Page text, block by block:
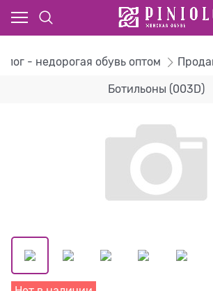
- недорогая обувь оптом
Ботильоны (003D)